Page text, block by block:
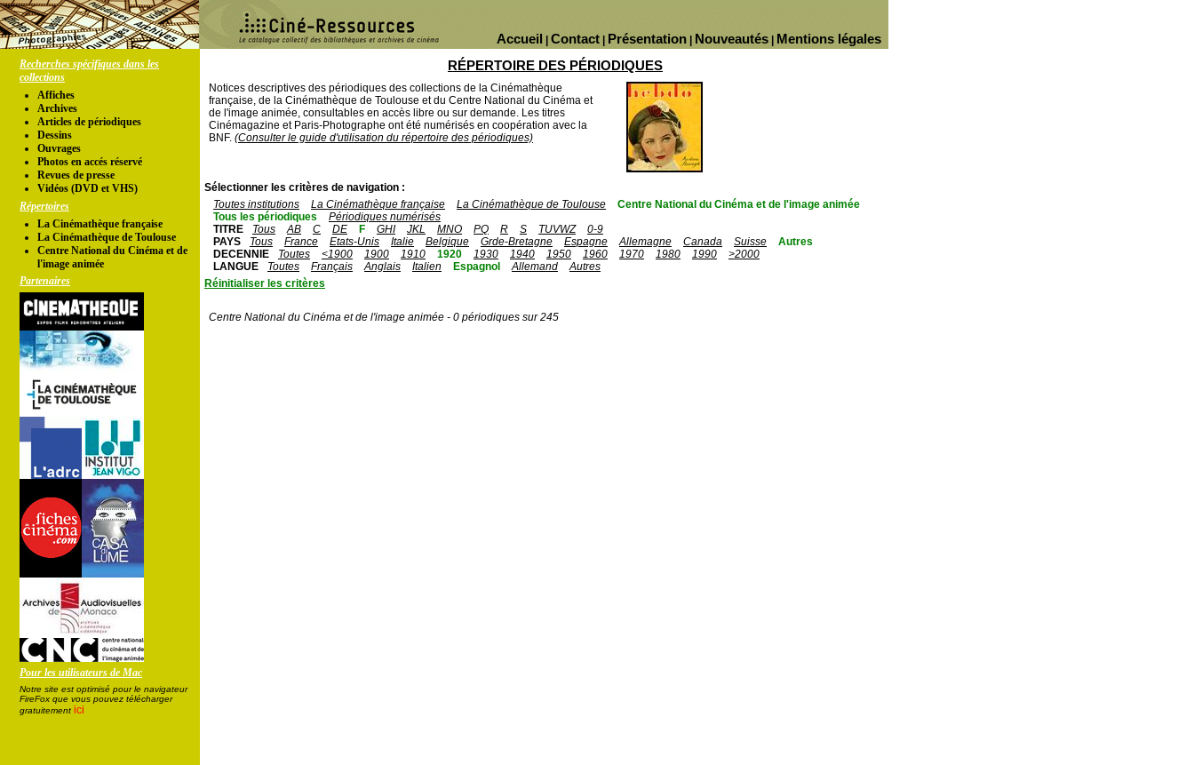
Mentions légales
Nouveautés
Présentation
Contact
Accueil
Recherches spécifiques dans les
collections
Affiches
Archives
Articles de périodiques
Dessins
Ouvrages
Photos en accés réservé
Revues de presse
Vidéos (DVD et VHS)
Répertoires
La Cinémathèque française
La Cinémathèque de Toulouse
Centre National du Cinéma et de
l'image animée
Partenaires
Pour les utilisateurs de Mac
Notre site est optimisé pour le navigateur
FireFox que vous pouvez télécharger
gratuitement ici
RÉPERTOIRE DES PÉRIODIQUES
Notices descriptives des périodiques des collections de la Cinémathèque
française, de la Cinémathèque de Toulouse et du Centre National du Cinéma et
de l'image animée, consultables en accès libre ou sur demande. Les titres
Cinémagazine et Paris-Photographe ont été numérisés en coopération avec la
BNF. (Consulter le guide d'utilisation du répertoire des périodiques)
Sélectionner les critères de navigation :
Toutes institutions
La Cinémathèque française La Cinémathèque de Toulouse
Centre National du Cinéma et de l'image animée
Tous les périodiques
Périodiques numérisés
TITRE
Tous AB C DE F GHI JKL MNO PQ R S TUVWZ
0-9
PAYS
Tous France Etats-Unis Italie Belgique Grde-Bretagne Espagne Allemagne Canada Suisse
Autres
DECENNIE
Toutes <1900 1900 1910 1920 1930 1940 1950 1960 1970 1980 1990
>2000
LANGUE
Toutes Français Anglais Italien Espagnol Allemand
Autres
Réinitialiser les critères
Centre National du Cinéma et de l'image animée - 0 périodiques sur 245